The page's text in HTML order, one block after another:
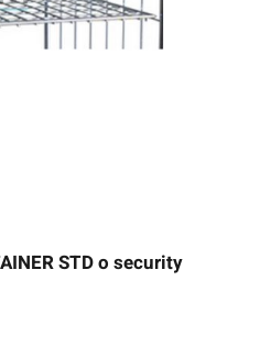
STD o security